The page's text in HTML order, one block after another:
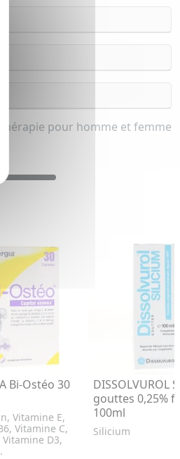
pour homme et femme
Bi-Ostéo 30
Vitamine E,
Vitamine C,
D3,
DISSOLVUROL
gouttes 0,25%
100ml
Silicium